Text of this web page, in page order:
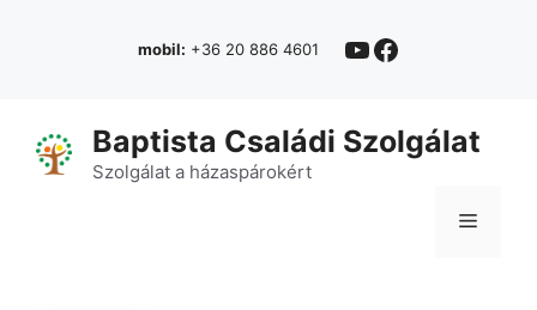
mobil: +36 20 886 4601 YouTube
Facebook
Baptista Családi Szolgálat
Szolgálat a házaspárokért
Menü